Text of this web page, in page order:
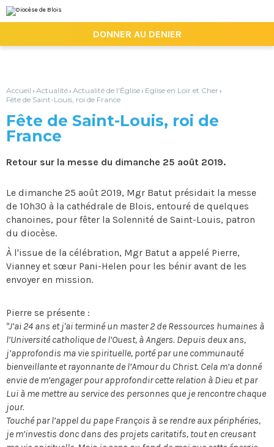
au
contenu.
la
personnels
DONNER AU DENIER
Accueil › Actualité› Actualité de l'Église› Eglise en Loir et Cher›
Fête de Saint-Louis, roi de France
Fête de Saint-Louis, roi de
France
Retour sur la messe du dimanche 25 août 2019.
Le dimanche 25 août 2019, Mgr Batut présidait la messe
de 10h30 à la cathédrale de Blois, entouré de quelques
chanoines, pour fêter la Solennité de Saint-Louis, patron
du diocèse.
À l'issue de la célébration, Mgr Batut a appelé Pierre,
Vianney et sœur Pani-Helen pour les bénir avant de les
envoyer en mission.
Pierre se présente :
"J’ai 24 ans et j'ai terminé un master 2 de Ressources humaines à
l’Université catholique de l’Ouest, à Angers. Depuis deux ans,
j’approfondis ma vie spirituelle, porté par une communauté
bienveillante et rayonnante de l’Amour du Christ. Cela m’a donné
envie de m’engager pour approfondir cette relation à Dieu et par
Lui à me mettre au service des personnes que je rencontre chaque
jour.
Touché par l’appel du pape François à se rendre aux périphéries,
je m’investis donc dans des projets caritatifs, tout en creusant